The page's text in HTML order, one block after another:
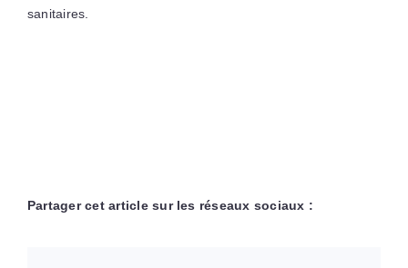
sanitaires.
Partager cet article sur les réseaux sociaux :